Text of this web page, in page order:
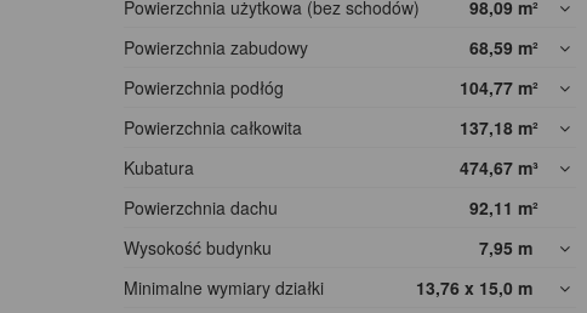
Powierzchnia użytkowa (bez schodów) 98,09 m²
Powierzchnia zabudowy
68,59 m²
Powierzchnia podłóg
104,77 m²
Powierzchnia całkowita
137,18 m²
Kubatura
474,67 m³
Powierzchnia dachu
92,11 m²
Wysokość budynku
7,95 m
Minimalne wymiary działki
13,76 x 15,0 m